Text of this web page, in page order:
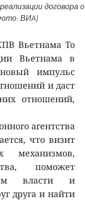
договора о
ВИA)
Вьетнама То
Вьетнама в
импульс
и даст
отношений,
агентства
что визит
механизмов,
поможет
власти и
друга и найти